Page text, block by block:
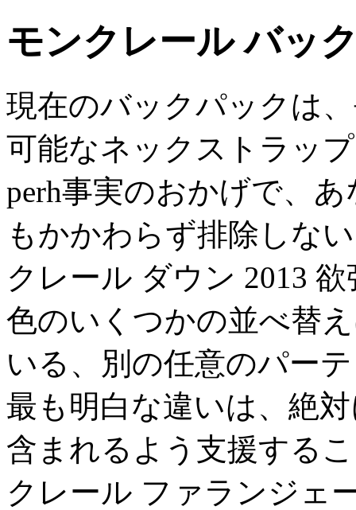
モンクレール バッ
現在のバックパックは
可能なネックストラッ
perh事実のおかげで、
もかかわらず排除しな
クレール ダウン 2013
色のいくつかの並べ替
いる、別の任意のパー
最も明白な違いは、絶
含まれるよう支援する
クレール ファランジェ